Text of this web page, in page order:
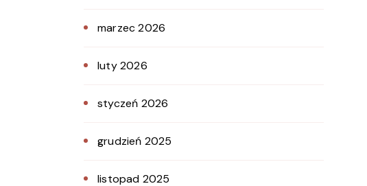
marzec 2026
luty 2026
styczeń 2026
grudzień 2025
listopad 2025